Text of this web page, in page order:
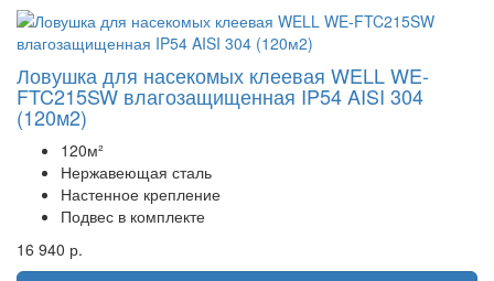
Ловушка для насекомых клеевая WELL WE-
FTC215SW влагозащищенная IP54 AISI 304
(120м2)
120м²
Нержавеющая сталь
Настенное крепление
Подвес в комплекте
16 940 р.